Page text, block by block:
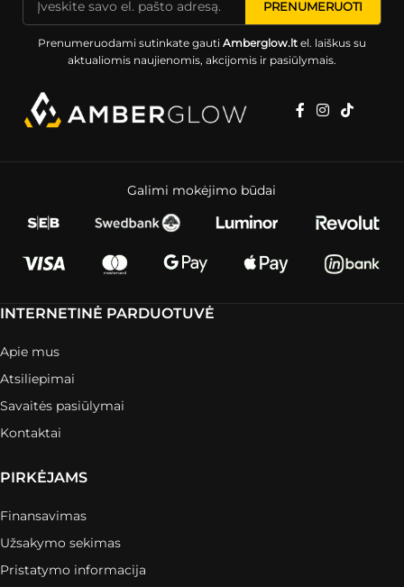
Prenumeruodami sutinkate gauti Amberglow.ltel. laiškus su
aktualiomis naujienomis, akcijomis ir pasiūlymais.
Galimi mokėjimo būdai
INTERNETINĖ PARDUOTUVĖ
Apie mus
Atsiliepimai
Savaitės pasiūlymai
Kontaktai
PIRKĖJAMS
Finansavimas
Užsakymo sekimas
Pristatymo informacija